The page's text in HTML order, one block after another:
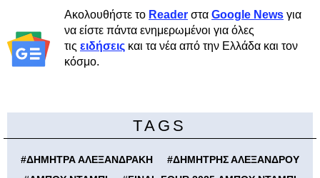
Ακολουθήστε το Reader στα Google News για
να είστε πάντα ενημερωμένοι για όλες
τις ειδήσεις και τα νέα από την Ελλάδα και τον
κόσμο.
TAGS
#ΔΗΜΗΤΡΑ ΑΛΕΞΑΝΔΡΑΚΗ #ΔΗΜΗΤΡΗΣ ΑΛΕΞΑΝΔΡΟΥ